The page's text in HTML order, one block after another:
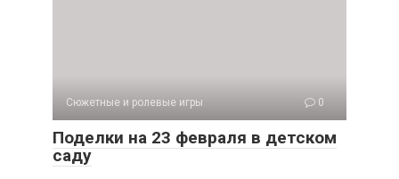
Сюжетные и ролевые игры 0
Поделки на 23 февраля в детском
саду